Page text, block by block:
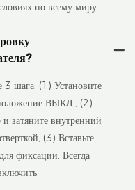
по всему миру.
шага: (1) Установите
ВЫКЛ., (2)
затяните внутренний
(3) Вставьте
фиксации. Всегда